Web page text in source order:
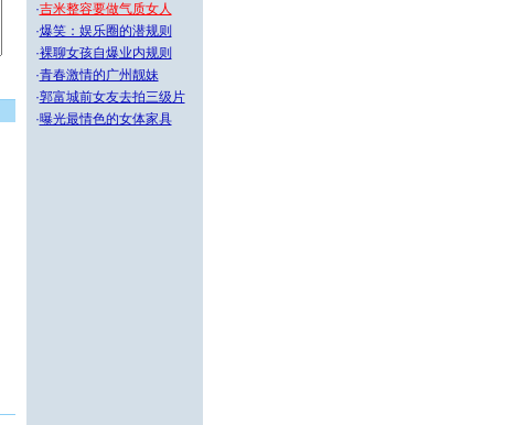
·吉米整容要做气质女人
·爆笑：娱乐圈的潜规则
·裸聊女孩自爆业内规则
·青春激情的广州靓妹
·郭富城前女友去拍三级片
·曝光最情色的女体家具